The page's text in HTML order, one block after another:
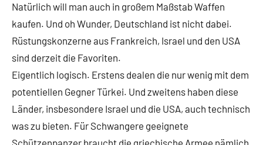
Natürlich will man auch in großem Maßstab Waffen
kaufen. Und oh Wunder, Deutschland ist nicht dabei.
Rüstungskonzerne aus Frankreich, Israel und den USA
sind derzeit die Favoriten.
Eigentlich logisch. Erstens dealen die nur wenig mit dem
potentiellen Gegner Türkei. Und zweitens haben diese
Länder, insbesondere Israel und die USA, auch technisch
was zu bieten. Für Schwangere geeignete
Schützenpanzer braucht die griechische Armee nämlich